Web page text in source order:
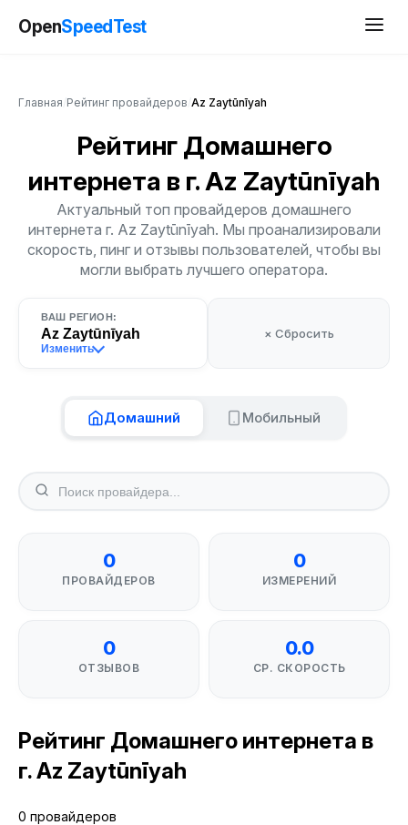
OpenSpeedTest
Главная Рейтинг провайдеров Az Zaytūnīyah
Рейтинг Домашнего
интернета в г. Az Zaytūnīyah
Актуальный топ провайдеров домашнего
интернета г. Az Zaytūnīyah. Мы проанализировали
скорость, пинг и отзывы пользователей, чтобы вы
могли выбрать лучшего оператора.
ВАШ РЕГИОН:
Az Zaytūnīyah
Изменить
× Сбросить
Домашний Мобильный
0
ПРОВАЙДЕРОВ
0
ИЗМЕРЕНИЙ
0
ОТЗЫВОВ
0.0
СР. СКОРОСТЬ
Рейтинг Домашнего интернета в
г. Az Zaytūnīyah
0 провайдеров